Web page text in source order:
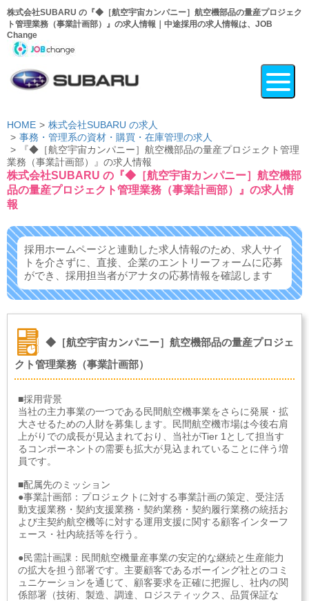
株式会社SUBARU の『◆［航空宇宙カンパニー］航空機部品の量産プロジェク
ト管理業務（事業計画部）』の求人情報｜中途採用の求人情報は、JOB
Change
HOME
株式会社SUBARU の求人
事務・管理系の資材・購買・在庫管理の求人
『◆［航空宇宙カンパニー］航空機部品の量産プロジェクト管理
業務（事業計画部）』の求人情報
株式会社SUBARU の『◆［航空宇宙カンパニー］航空機部
品の量産プロジェクト管理業務（事業計画部）』の求人情
報
採用ホームページと連動した求人情報のため、求人サイ
トを介さずに、 直接、企業のエントリーフォームに応募
ができ、 採用担当者がアナタの応募情報を確認します
◆［航空宇宙カンパニー］航空機部品の量産プロジェ
クト管理業務（事業計画部）
■採用背景
当社の主力事業の一つである民間航空機事業をさらに発展・拡
大させるための人財を募集します。民間航空機市場は今後右肩
上がりでの成長が見込まれており、当社がTier 1として担当す
るコンポーネントの需要も拡大が見込まれていることに伴う増
員です。
■配属先のミッション
●事業計画部：プロジェクトに対する事業計画の策定、受注活
動支援業務・契約支援業務・契約業務・契約履行業務の統括お
よび主契約航空機等に対する運用支援に関する顧客インターフ
ェース・社内統括等を行う。
●民需計画課：民間航空機量産事業の安定的な継続と生産能力
の拡大を担う部署です。主要顧客であるボーイング社とのコミ
ュニケーションを通じて、顧客要求を正確に把握し、社内の関
係部署（技術、製造、調達、ロジスティックス、品質保証な